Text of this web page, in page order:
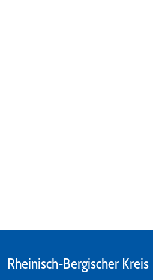
Rheinisch-Bergischer Kreis